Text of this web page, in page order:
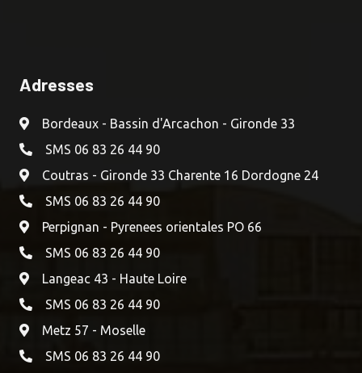
Adresses
Bordeaux - Bassin d'Arcachon - Gironde 33
SMS 06 83 26 44 90
Coutras - Gironde 33 Charente 16 Dordogne 24
SMS 06 83 26 44 90
Perpignan - Pyrenees orientales PO 66
SMS 06 83 26 44 90
Langeac 43 - Haute Loire
SMS 06 83 26 44 90
Metz 57 - Moselle
SMS 06 83 26 44 90